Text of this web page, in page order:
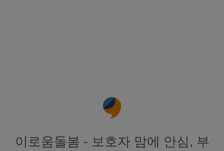
이로움돌봄 - 보호자 맘에 안심, 부